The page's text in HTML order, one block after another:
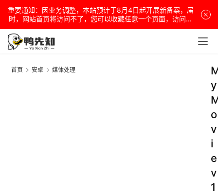
重要通知：因业务调整，本站预计于8月4日起开展新备案，届
时，网站首页将访问不了，您可以收藏任意一个页面，访问网
站！
首页 安卓 媒体处理
y
o
v
i
e
v
1